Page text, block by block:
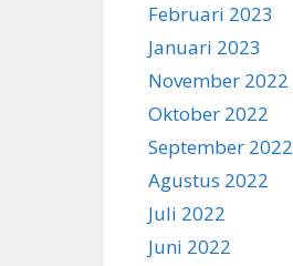
Februari 2023
Januari 2023
November 2022
Oktober 2022
September 2022
Agustus 2022
Juli 2022
Juni 2022